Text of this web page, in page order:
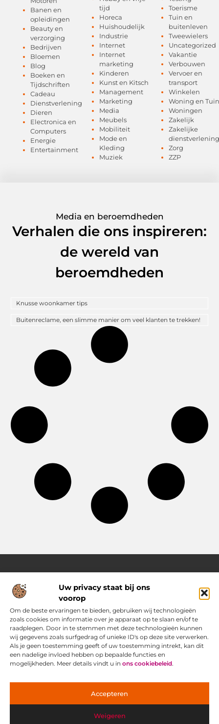
Uw privacy staat bij ons
voorop
Om de beste ervaringen te bieden, gebruiken wij technologieën
zoals cookies om informatie over je apparaat op te slaan en/of te
raadplegen. Door in te stemmen met deze technologieën kunnen
wij gegevens zoals surfgedrag of unieke ID's op deze site verwerken.
Als je geen toestemming geeft of uw toestemming intrekt, kan dit
een nadelige invloed hebben op bepaalde functies en
mogelijkheden. Meer details vindt u in ons cookiebeleid.
Accepteren
Weigeren
Banen en
opleidingen
Beauty en
verzorging
Bedrijven
Bloemen
Blog
Boeken en
Tijdschriften
Cadeau
Dienstverlening
Dieren
Electronica en
Computers
Energie
Entertainment
tijd
Horeca
Huishoudelijk
Industrie
Internet
Internet
marketing
Kinderen
Kunst en Kitsch
Management
Marketing
Media
Meubels
Mobiliteit
Mode en
Kleding
Muziek
Toerisme
Tuin en
buitenleven
Tweewielers
Uncategorized
Vakantie
Verbouwen
Vervoer en
transport
Winkelen
Woning en Tuin
Woningen
Zakelijk
Zakelijke
dienstverlening
Zorg
ZZP
Media en beroemdheden
Verhalen die ons inspireren:
de wereld van
beroemdheden
Knusse woonkamer tips
Buitenreclame, een slimme manier om veel klanten te trekken!
Over Pass4sure.nl
Jouw bron voor slimme inzichten en praktische tips
Verken een gevarieerd aanbod aan blogs en artikelen die je
dagelijks ondersteunen met bruikbare adviezen, slimme
strategieën en verrassende perspectieven om het beste uit
jezelf.
Main Links
Bericht categorie